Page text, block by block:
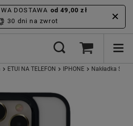
DOSTAWA od 49,00 zł
30 dni na zwrot
ETUI NA TELEFON IPHONE Nakładka